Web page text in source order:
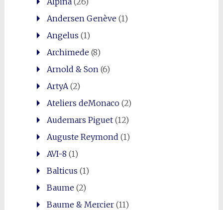
Andersen Genève(1)
Angelus (1)
Archimede(8)
Arnold & Son (6)
ArtyA (2)
Ateliers deMonaco(2)
Audemars Piguet(12)
Auguste Reymond (1)
AVI-8 (1)
Balticus (1)
Baume(2)
Baume & Mercier(11)